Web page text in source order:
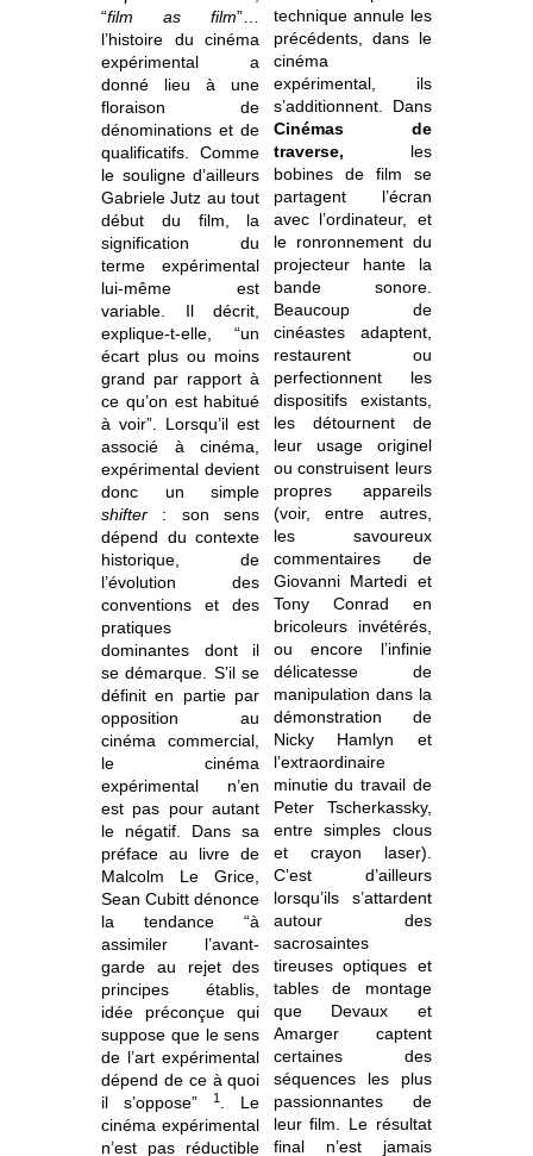
“film as film”…
l’histoire du cinéma
expérimental a
donné lieu à une
floraison de
dénominations et de
qualificatifs. Comme
le souligne d’ailleurs
Gabriele Jutz au tout
début du film, la
signification du
terme expérimental
lui-même est
variable. Il décrit,
explique-t-elle, “un
écart plus ou moins
grand par rapport à
ce qu’on est habitué
à voir”. Lorsqu’il est
associé à cinéma,
expérimental devient
donc un simple
shifter : son sens
dépend du contexte
historique, de
l’évolution des
conventions et des
pratiques
dominantes dont il
se démarque. S’il se
définit en partie par
opposition au
cinéma commercial,
le cinéma
expérimental n’en
est pas pour autant
le négatif. Dans sa
préface au livre de
Malcolm Le Grice,
Sean Cubitt dénonce
la tendance “à
assimiler l’avant-
garde au rejet des
principes établis,
idée préconçue qui
suppose que le sens
de l’art expérimental
dépend de ce à quoi
il s’oppose”1 . Le
cinéma expérimental
n’est pas réductible
technique annule les
précédents, dans le
cinéma
expérimental, ils
s’additionnent. Dans
Cinémas de
traverse, les
bobines de film se
partagent l’écran
avec l’ordinateur, et
le ronronnement du
projecteur hante la
bande sonore.
Beaucoup de
cinéastes adaptent,
restaurent ou
perfectionnent les
dispositifs existants,
les détournent de
leur usage originel
ou construisent leurs
propres appareils
(voir, entre autres,
les savoureux
commentaires de
Giovanni Martedi et
Tony Conrad en
bricoleurs invétérés,
ou encore l’infinie
délicatesse de
manipulation dans la
démonstration de
Nicky Hamlyn et
l’extraordinaire
minutie du travail de
Peter Tscherkassky,
entre simples clous
et crayon laser).
C’est d’ailleurs
lorsqu’ils s’attardent
autour des
sacrosaintes
tireuses optiques et
tables de montage
que Devaux et
Amarger captent
certaines des
séquences les plus
passionnantes de
leur film. Le résultat
final n’est jamais